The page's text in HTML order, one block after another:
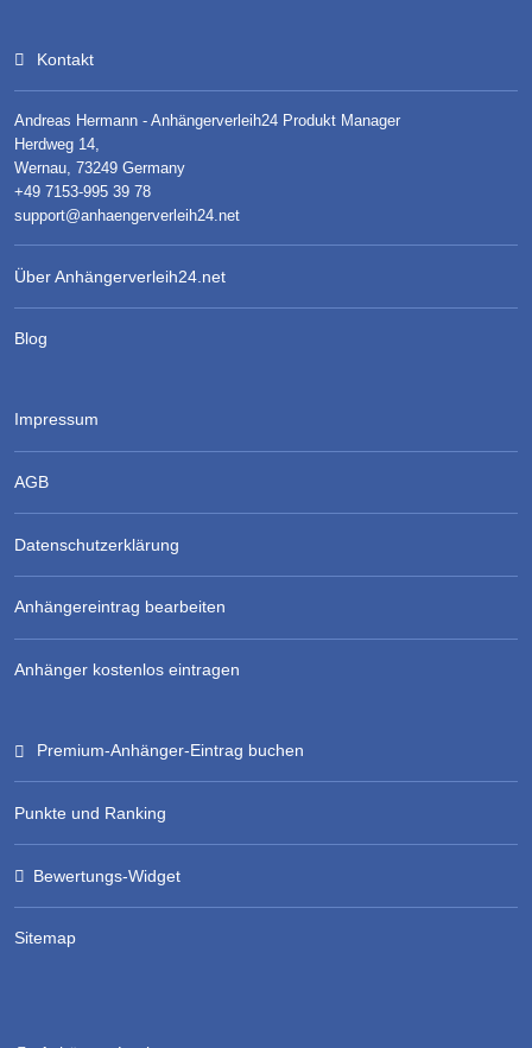
Kontakt
Andreas Hermann - Anhängerverleih24 Produkt Manager
Herdweg 14,
Wernau, 73249 Germany
+49 7153-995 39 78
support@anhaengerverleih24.net
Über Anhängerverleih24.net
Blog
Impressum
AGB
Datenschutzerklärung
Anhängereintrag bearbeiten
Anhänger kostenlos eintragen
Premium-Anhänger-Eintrag buchen
Punkte und Ranking
Bewertungs-Widget
Sitemap